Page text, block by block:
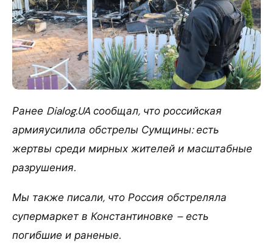
Ранее Dialog.UA сообщал, что российская
армияусилила обстрелы Сумщины: есть
жертвы среди мирных жителей и масштабные
разрушения.
Мы также писали, что Россия обстреляла
супермаркет в Константиновке – есть
погибшие и раненые.